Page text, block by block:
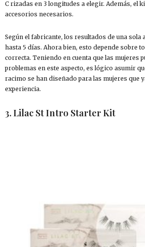
C rizadas en 3 longitudes a elegir. Además, el
accesorios necesarios.
Según el fabricante, los resultados de una sola
hasta 5 días. Ahora bien, esto depende sobre
correcta. Teniendo en cuenta que las mujeres
problemas en este aspecto, es lógico asumir
racimo se han diseñado para las mujeres que
experiencia.
3. Lilac St Intro Starter Kit